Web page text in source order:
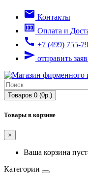
email Контакты
money Оплата и
call +7 (499) 755-
send отправить
Товаров 0 (0р.)
Товары в корзине
×
Ваша корзина
Категории